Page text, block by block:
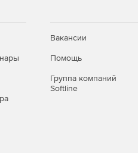
Вакансии
Помощь
Группа компаний
Softline